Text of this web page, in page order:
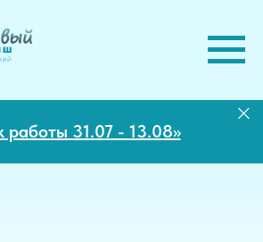
работы 31.07 - 13.08>>